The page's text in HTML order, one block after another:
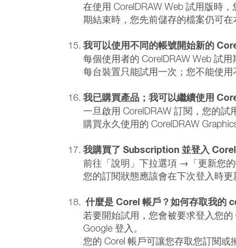
在使用 CorelDRAW Web 試用版時
期結束時，您先前儲存的檔案仍可在
我可以使用不同的帳號開始新的
每個使用者的 CorelDRAW Web 試用
每台裝置只能試用一次；您不能使
我已購買產品；我可以繼續使用
一旦啟用 CorelDRAW 訂閱，您的試
購買永久使用的 CorelDRAW
我購買了 Subscription 並登入
前往「說明」下拉選項 →「更新您
您的訂閱狀態應該會在下次登入時更
什麼是 Corel 帳戶？如何存取我的
若要開始試用，您會被要求登入您
Google 登入。
您的 Corel 帳戶可讓您存取您訂閱